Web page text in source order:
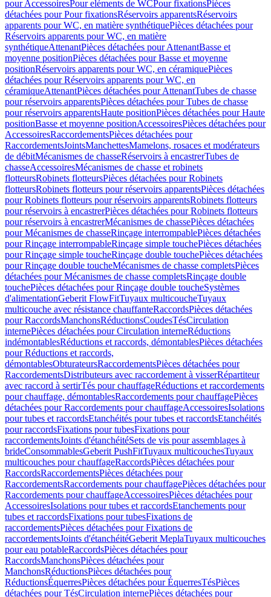
pour AccessoiresPour eléments de WCPour fixationsPièces
détachées pour Pour fixationsRéservoirs apparentsRéservoirs
apparents pour WC, en matière synthétiquePièces détachées pour
Réservoirs apparents pour WC, en matière
synthétiqueAttenantPièces détachées pour AttenantBasse et
moyenne positionPièces détachées pour Basse et moyenne
positionRéservoirs apparents pour WC, en céramiquePièces
détachées pour Réservoirs apparents pour WC, en
céramiqueAttenantPièces détachées pour AttenantTubes de chasse
pour réservoirs apparentsPièces détachées pour Tubes de chasse
pour réservoirs apparentsHaute positionPièces détachées pour Haute
positionBasse et moyenne positionAccessoiresPièces détachées pour
AccessoiresRaccordementsPièces détachées pour
RaccordementsJointsManchettesMamelons, rosaces et modérateurs
de débitMécanismes de chasseRéservoirs à encastrerTubes de
chasseAccessoiresMécanismes de chasse et robinets
flotteursRobinets flotteursPièces détachées pour Robinets
flotteursRobinets flotteurs pour réservoirs apparentsPièces détachées
pour Robinets flotteurs pour réservoirs apparentsRobinets flotteurs
pour réservoirs à encastrerPièces détachées pour Robinets flotteurs
pour réservoirs à encastrerMécanismes de chassePièces détachées
pour Mécanismes de chasseRinçage interrompablePièces détachées
pour Rinçage interrompableRinçage simple touchePièces détachées
pour Rinçage simple toucheRinçage double touchePièces détachées
pour Rinçage double toucheMécanismes de chasse completsPièces
détachées pour Mécanismes de chasse completsRinçage double
touchePièces détachées pour Rinçage double toucheSystèmes
d'alimentationGeberit FlowFitTuyaux multicoucheTuyaux
multicouche avec résistance chauffanteRaccordsPièces détachées
pour RaccordsManchonsRéductionsCoudesTésCirculation
internePièces détachées pour Circulation interneRéductions
indémontablesRéductions et raccords, démontablesPièces détachées
pour Réductions et raccords,
démontablesObturateursRaccordementsPièces détachées pour
RaccordementsDistributeurs avec raccordement à visserRépartiteur
avec raccord à sertirTés pour chauffageRéductions et raccordements
pour chauffage, démontablesRaccordements pour chauffagePièces
détachées pour Raccordements pour chauffageAccessoiresIsolations
pour tubes et raccordsEtanchéités pour tubes et raccordsEtanchéités
pour raccordsFixations pour tubesFixations pour
raccordementsJoints d'étanchéitéSets de vis pour assemblages à
brideConsommablesGeberit PushFitTuyaux multicouchesTuyaux
multicouches pour chauffageRaccordsPièces détachées pour
RaccordsRaccordementsPièces détachées pour
RaccordementsRaccordements pour chauffagePièces détachées pour
Raccordements pour chauffageAccessoiresPièces détachées pour
AccessoiresIsolations pour tubes et raccordsEtanchements pour
tubes et raccordsFixations pour tubesFixations de
raccordementsPièces détachées pour Fixations de
raccordementsJoints d'étanchéitéGeberit MeplaTuyaux multicouches
pour eau potableRaccordsPièces détachées pour
RaccordsManchonsPièces détachées pour
ManchonsRéductionsPièces détachées pour
RéductionsÉquerresPièces détachées pour ÉquerresTésPièces
détachées pour TésCirculation internePièces détachées pour